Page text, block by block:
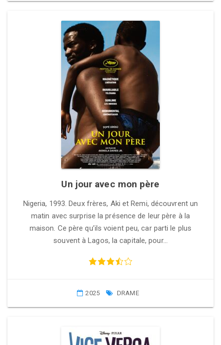
Un jour avec mon père
Nigeria, 1993. Deux frères, Aki et Remi, découvrent un
matin avec surprise la présence de leur père à la
maison. Ce père qu’ils voient peu, car parti le plus
souvent à Lagos, la capitale, pour…
2025 DRAME